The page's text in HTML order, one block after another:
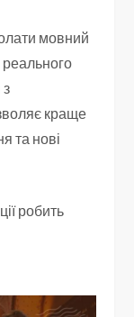
мовний
краще
та нові
робить